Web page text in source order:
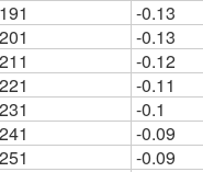
-0.13
-0.13
-0.12
-0.11
-0.1
-0.09
-0.09